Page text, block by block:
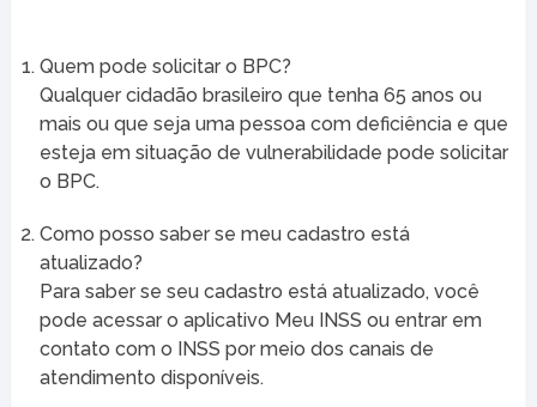
Quem pode solicitar o BPC?
Qualquer cidadão brasileiro que tenha 65 anos ou
mais ou que seja uma pessoa com deficiência e que
esteja em situação de vulnerabilidade pode solicitar
o BPC.
Como posso saber se meu cadastro está
atualizado?
Para saber se seu cadastro está atualizado, você
pode acessar o aplicativo Meu INSS ou entrar em
contato com o INSS por meio dos canais de
atendimento disponíveis.